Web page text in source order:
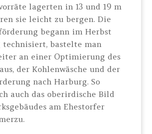
lagerten in 13 und 19 m
sie leicht zu bergen. Die
begann im Herbst
technisiert, bastelte man
an einer Optimierung des
der Kohlenwäsche und der
nach Harburg. So
auch das oberirdische Bild
am Ehestorfer